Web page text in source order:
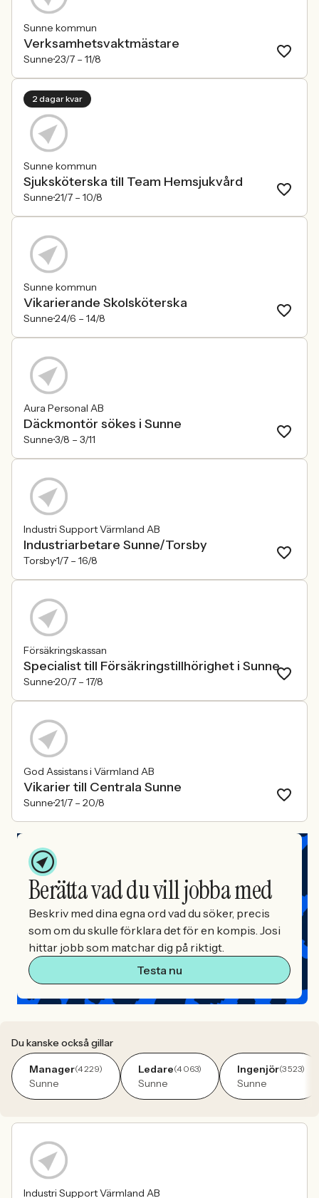
Sunne kommun
Verksamhetsvaktmästare
Sunne23/7 – 11/8
2 dagar kvar
Sunne kommun
Sjuksköterska till Team Hemsjukvård
Sunne21/7 – 10/8
Sunne kommun
Vikarierande Skolsköterska
Sunne24/6 – 14/8
Aura Personal AB
Däckmontör sökes i Sunne
Sunne3/8 – 3/11
Industri Support Värmland AB
Industriarbetare Sunne/Torsby
Torsby1/7 – 16/8
Försäkringskassan
Specialist till Försäkringstillhörighet i Sunne
Sunne20/7 – 17/8
God Assistans i Värmland AB
Vikarier till Centrala Sunne
Sunne21/7 – 20/8
Berätta vad du vill jobba med
Beskriv med dina egna ord vad du söker, precis
som om du skulle förklara det för en kompis. Josi
hittar jobb som matchar dig på riktigt.
Testa nu
Du kanske också gillar
Manager(4 229)
Sunne
Ledare(4 063)
Sunne
Ingenjör(3 523)
Sunne
Industri Support Värmland AB